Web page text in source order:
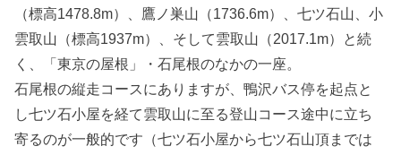
（標高1478.8m）、鷹ノ巣山（1736.6m）、七ツ石山、小
雲取山（標高1937m）、そして雲取山（2017.1m）と続
く、「東京の屋根」・石尾根のなかの一座。
石尾根の縦走コースにありますが、鴨沢バス停を起点と
し七ツ石小屋を経て雲取山に至る登山コース途中に立ち
寄るのが一般的です（七ツ石小屋から七ツ石山頂までは